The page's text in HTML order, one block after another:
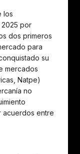
los
por
dos primeros
para
su
mercados
Natpe)
no
acuerdos entre